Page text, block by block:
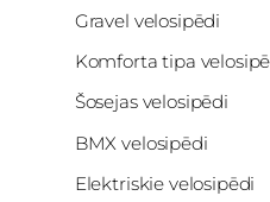
Gravel velosipēdi
Komforta tipa
Šosejas velosipēdi
BMX velosipēdi
Elektriskie velosipēdi